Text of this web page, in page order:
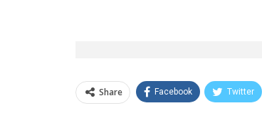
Share Facebook Twitter